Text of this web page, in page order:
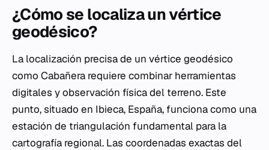
¿Cómo se localiza un vértice
geodésico?
La localización precisa de un vértice geodésico
como Cabañera requiere combinar herramientas
digitales y observación física del terreno. Este
punto, situado en Ibieca, España, funciona como una
estación de triangulación fundamental para la
cartografía regional. Las coordenadas exactas del